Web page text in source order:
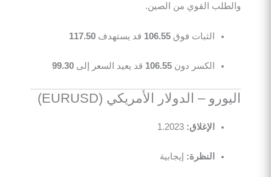
والطلب القوي من الصين.
الثبات فوق106.55 قد يستهدف117.50
الكسر دون106.55 قد يعيد السعر إلى99.30
اليورو – الدولار الأمريكي (EURUSD)
الإغلاق: 1.2023
النظرة: إيجابية